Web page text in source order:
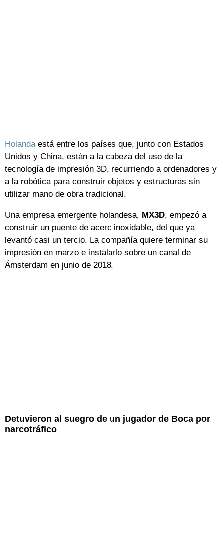
Holandaestá entre los países que, junto con Estados
Unidos y China, están a la cabeza del uso de la
tecnología de impresión 3D, recurriendo a ordenadores y
a la robótica para construir objetos y estructuras sin
utilizar mano de obra tradicional.
Una empresa emergente holandesa, MX3D, empezó a
construir un puente de acero inoxidable, del que ya
levantó casi un tercio. La compañía quiere terminar su
impresión en marzo e instalarlo sobre un canal de
Ámsterdam en junio de 2018.
Detuvieron al suegro de un jugador de Boca por
narcotráfico